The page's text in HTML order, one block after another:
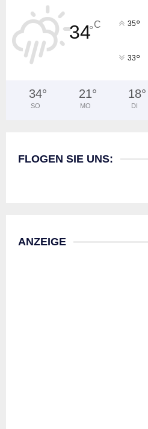
34°C 35°
33°
34°
SO
21°
MO
18°
DI
FLOGEN SIE UNS:
ANZEIGE